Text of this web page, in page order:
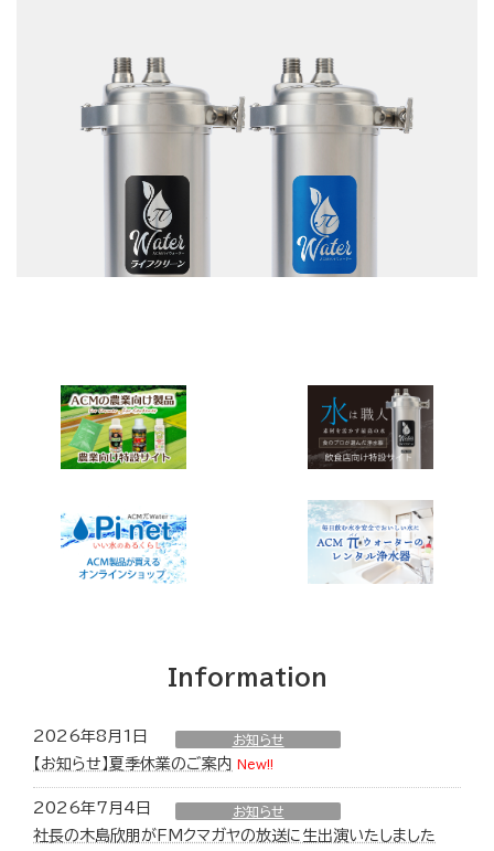
Information
2026年8月1日 お知らせ
【お知らせ】夏季休業のご案内 New!!
2026年7月4日 お知らせ
社長の木島欣朋がFMクマガヤの放送に生出演いたしました